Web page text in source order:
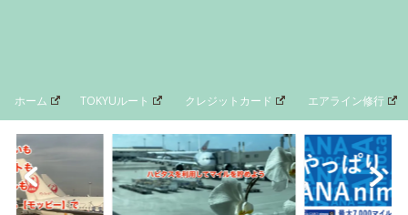
ホーム TOKYUルート クレジットカード エアライン修行